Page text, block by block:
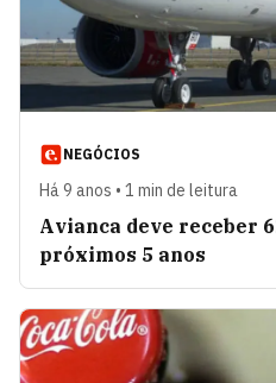
NEGÓCIOS
Há 9 anos • 1 min de leitura
Avianca deve receber
próximos 5 anos